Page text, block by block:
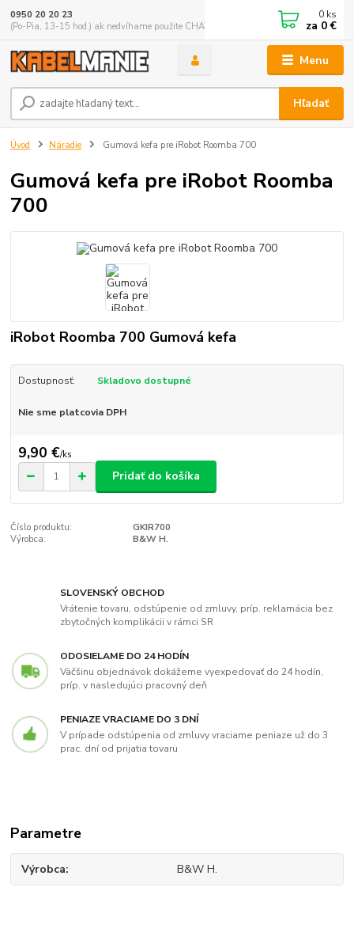
Menu
Hľadať
0950 20 20 23
(Po-Pia, 13-15 hod.) ak nedvíhame použite CHATBOX
0 ks
za 0 €
Úvod Náradie Gumová kefa pre iRobot Roomba 700
Gumová kefa pre iRobot Roomba
700
iRobot Roomba 700 Gumová kefa
Dostupnosť: Skladovo dostupné
Nie sme platcovia DPH
9,90 €/ks
Pridať do košíka
Číslo produktu:
GKIR700
Výrobca:
B&W H.
SLOVENSKÝ OBCHOD
Vrátenie tovaru, odstúpenie od zmluvy, príp. reklamácia bez
zbytočných komplikácii v rámci SR
ODOSIELAME DO 24 HODÍN
Väčšinu objednávok dokážeme vyexpedovať do 24 hodín,
príp. v nasledujúci pracovný deň
PENIAZE VRACIAME DO 3 DNÍ
V prípade odstúpenia od zmluvy vraciame peniaze už do 3
prac. dní od prijatia tovaru
Parametre
Výrobca B&W H.